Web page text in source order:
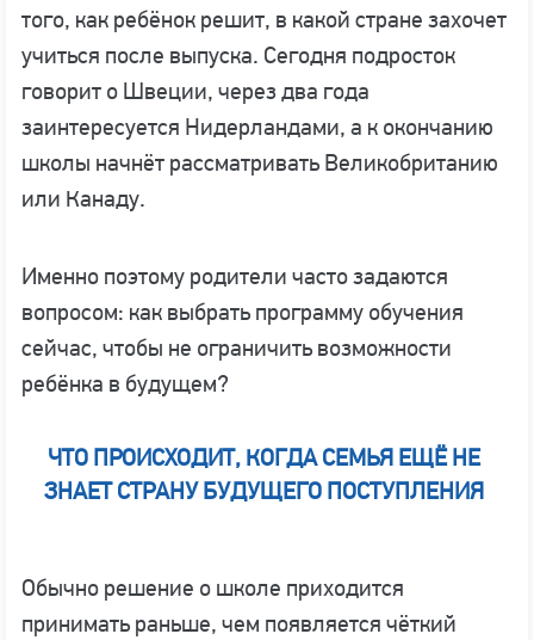
того, как ребёнок решит, в какой стране захочет
учиться после выпуска. Сегодня подросток
говорит о Швеции, через два года
заинтересуется Нидерландами, а к окончанию
школы начнёт рассматривать Великобританию
или Канаду.
Именно поэтому родители часто задаются
вопросом: как выбрать программу обучения
сейчас, чтобы не ограничить возможности
ребёнка в будущем?
ЧТО ПРОИСХОДИТ, КОГДА СЕМЬЯ ЕЩЁ НЕ
ЗНАЕТ СТРАНУ БУДУЩЕГО ПОСТУПЛЕНИЯ
Обычно решение о школе приходится
принимать раньше, чем появляется чёткий